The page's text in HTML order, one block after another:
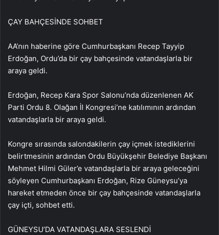
ÇAY BAHÇESİNDE SOHBET
AA’nın haberine göre Cumhurbaşkanı Recep Tayyip
Erdoğan, Ordu’da bir çay bahçesinde vatandaşlarla bir
araya geldi.
Erdoğan, Recep Kara Spor Salonu’nda düzenlenen AK
Parti Ordu 8. Olağan İl Kongresi’ne katılımının ardından
vatandaşlarla bir araya geldi.
Kongre sırasında salondakilerin çay içmek istediklerini
belirtmesinin ardından Ordu Büyükşehir Belediye Başkanı
Mehmet Hilmi Güler’e vatandaşlarla bir araya geleceğini
söyleyen Cumhurbaşkanı Erdoğan, Rize Güneysu’ya
hareket etmeden önce bir çay bahçesinde vatandaşlarla
çay içti, sohbet etti.
GÜNEYSU’DA VATANDAŞLARA SESLENDİ